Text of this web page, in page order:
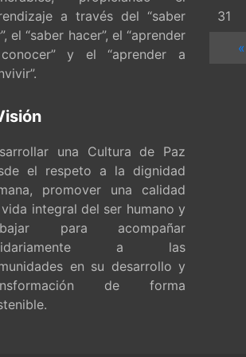
a través del “saber
el “saber hacer”, el “aprender
y el “aprender a
una Cultura de Paz
el respeto a la dignidad
promover una calidad
integral del ser humano y
para acompañar
a las
en su desarrollo y
de forma
31